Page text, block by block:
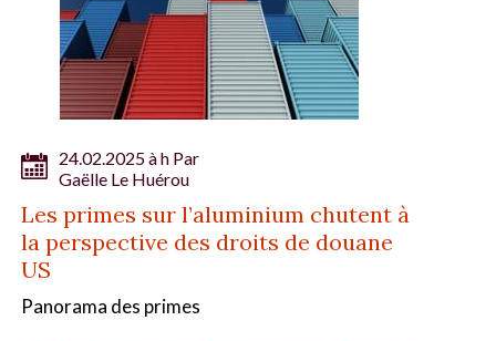
24.02.2025 à h Par
Gaëlle Le Huérou
Les primes sur l’aluminium chutent à
la perspective des droits de douane
US
Panorama des primes